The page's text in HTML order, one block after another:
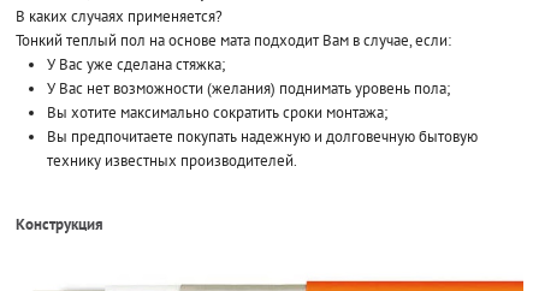
В каких случаях применяется?
Тонкий теплый пол на основе мата подходит Вам в случае, если:
У Вас уже сделана стяжка;
У Вас нет возможности (желания) поднимать уровень пола;
Вы хотите максимально сократить сроки монтажа;
Вы предпочитаете покупать надежную и долговечную бытовую
технику известных производителей.
Конструкция